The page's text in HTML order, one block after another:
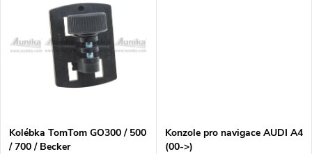
t
t
Kolébka TomTom GO300 / 500
/ 700 / Becker
Konzole pro navigace AUDI A4
(00->)